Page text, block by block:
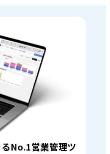
No.1営業管理ツ